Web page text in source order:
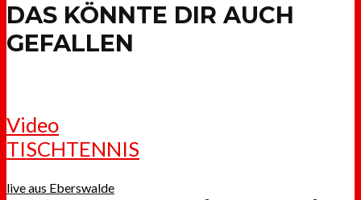
DAS KÖNNTE DIR AUCH
GEFALLEN
Video
TISCHTENNIS
live aus Eberswalde